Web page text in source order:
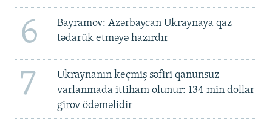
6
Bayramov: Azərbaycan Ukraynaya qaz
tədarük etməyə hazırdır
7
Ukraynanın keçmiş səfiri qanunsuz
varlanmada ittiham olunur: 134 min dollar
girov ödəməlidir